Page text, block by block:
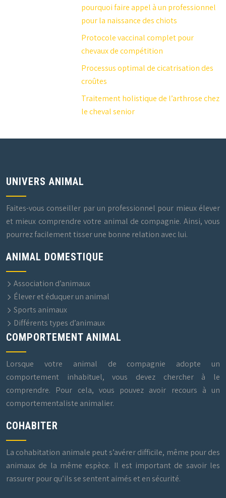
pourquoi faire appel à un professionnel
pour la naissance des chiots
Protocole vaccinal complet pour
chevaux de compétition
Processus optimal de cicatrisation des
croûtes
Traitement holistique de l’arthrose chez
le cheval senior
UNIVERS ANIMAL
Faites-vous conseiller par un professionnel pour mieux élever
et mieux comprendre votre animal de compagnie. Ainsi, vous
pourrez facilement tisser une bonne relation avec lui.
ANIMAL DOMESTIQUE
Association d’animaux
Élever et éduquer un animal
Sports animaux
Différents types d’animaux
COMPORTEMENT ANIMAL
Lorsque votre animal de compagnie adopte un
comportement inhabituel, vous devez chercher à le
comprendre. Pour cela, vous pouvez avoir recours à un
comportementaliste animalier.
COHABITER
La cohabitation animale peut s’avérer difficile, même pour des
animaux de la même espèce. Il est important de savoir les
rassurer pour qu’ils se sentent aimés et en sécurité.